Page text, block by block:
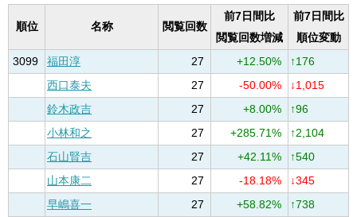
順位 名称 閲覧回数
前7日間比
閲覧回数増減
前7日間比
順位変動
3099
福田淳 27 +12.50%
↑176
西口泰夫
27 -50.00%
↓1,015
鈴木政吉
27 +8.00%
↑96
小林和之
27 +285.71%
↑2,104
石山賢吉
27 +42.11%
↑540
山本康二
27 -18.18%
↓345
早嶋喜一
27 +58.82%
↑738